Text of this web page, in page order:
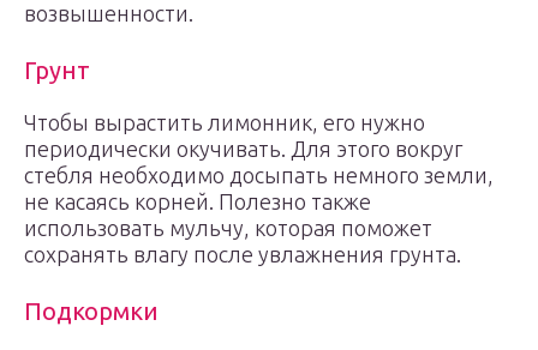
возвышенности.
Грунт
Чтобы вырастить лимонник, его нужно
периодически окучивать. Для этого вокруг
стебля необходимо досыпать немного земли,
не касаясь корней. Полезно также
использовать мульчу, которая поможет
сохранять влагу после увлажнения грунта.
Подкормки